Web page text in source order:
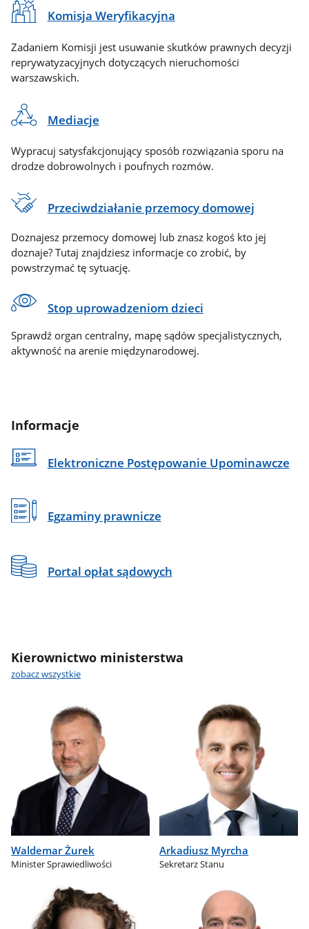
Komisja Weryfikacyjna
Zadaniem Komisji jest usuwanie skutków prawnych decyzji
reprywatyzacyjnych dotyczących nieruchomości
warszawskich.
Mediacje
Wypracuj satysfakcjonujący sposób rozwiązania sporu na
drodze dobrowolnych i poufnych rozmów.
Przeciwdziałanie przemocy domowej
Doznajesz przemocy domowej lub znasz kogoś kto jej
doznaje? Tutaj znajdziesz informacje co zrobić, by
powstrzymać tę sytuację.
Stop uprowadzeniom dzieci
Sprawdź organ centralny, mapę sądów specjalistycznych,
aktywność na arenie międzynarodowej.
Informacje
Elektroniczne Postępowanie Upominawcze
Egzaminy prawnicze
Portal opłat sądowych
Kierownictwo ministerstwa
zobacz wszystkie
Waldemar Żurek
Minister Sprawiedliwości
Arkadiusz Myrcha
Sekretarz Stanu